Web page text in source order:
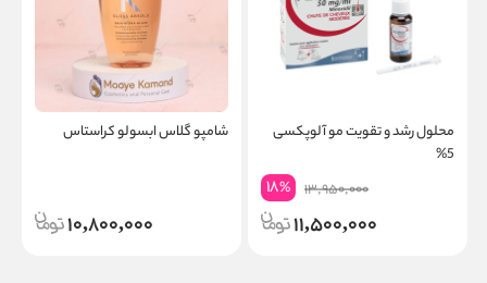
محلول رشد و تقویت مو آلوپکسی
5%
13,950,000
18%
11,500,000
شامپو گلاس ابسولو کراستاس
10,800,000